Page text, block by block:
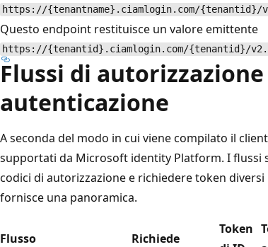
https://{tenantname}.ciamlogin.com/{tenantid}/
Questo endpoint restituisce un valore emittente
https://{tenantid}.ciamlogin.com/{tenantid}/
Flussi di
autenticazione
A seconda del modo in cui viene compilato il
supportati da Microsoft identity Platform. I
codici di autorizzazione e richiedere token
fornisce una panoramica.
Flusso Richiede
Token